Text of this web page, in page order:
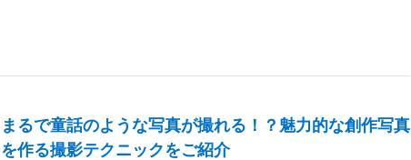
まるで童話のような写真が撮れる！？魅力的な創作写真
を作る撮影テクニックをご紹介